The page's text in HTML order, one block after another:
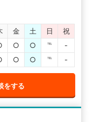
金 土 日
祝
○ ○ ℡
-
○ ○ ℡ -
をする